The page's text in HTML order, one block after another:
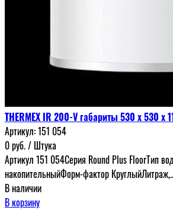
THERMEX IR 200-V габариты 530 x 530 x
Артикул:151 054
0руб./ Штука
Артикул 151 054Серия Round Plus FloorТип
накопительныйФорм-фактор
В наличии
В корзину